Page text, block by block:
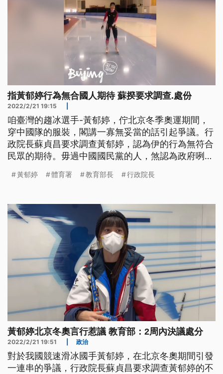
指黃郁婷行為無合國人期待 蘇揆要求調查.處份
2022/2/21 19:15
咱臺灣的趨冰選手-黃郁婷，佇北京冬季奧運期間，
穿中國隊的服裝，閣講一寡無妥當的話引起爭議。行
政院長蘇貞昌要求調查黃郁婷，認為伊的行為無符合
民眾的期待。毋過中國國民黨的人，煞認為政府咧共
佇冬季奧運，引起爭議的行為，會佇2禮拜內決議處
黃郁婷 體育署 教育部長 行政院長
黃郁婷北京冬奧言行惹議 教育部：2周內決議處分
2022/2/21 19:51 政治
對於我國競速滑冰國手黃郁婷，在北京冬奧期間引發
一連串的爭議，行政院長蘇貞昌要求調查黃郁婷的不